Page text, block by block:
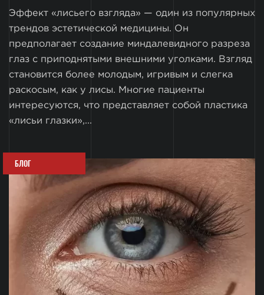
Эффект «лисьего взгляда» — один из популярных
трендов эстетической медицины. Он
предполагает создание миндалевидного разреза
глаз с приподнятыми внешними уголками. Взгляд
становится более молодым, игривым и слегка
раскосым, как у лисы. Многие пациенты
интересуются, что представляет собой пластика
«лисьи глазки»,...
БЛОГ